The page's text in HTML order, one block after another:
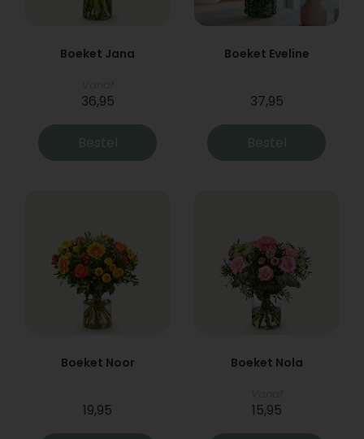
Boeket Jana
36,95
Bestel
Boeket Eveline
37,95
Bestel
Boeket Noor
19,95
Boeket Nola
15,95